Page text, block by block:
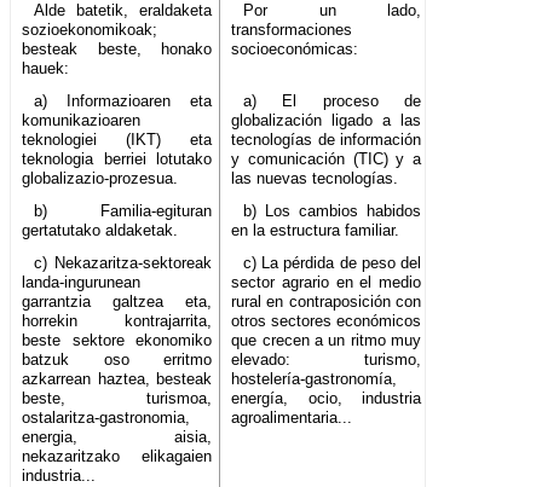
Alde batetik, eraldaketa
sozioekonomikoak;
besteak beste, honako
hauek:
Por un lado,
transformaciones
socioeconómicas:
a) Informazioaren eta
komunikazioaren
teknologiei (IKT) eta
teknologia berriei lotutako
globalizazio-prozesua.
a) El proceso de
globalización ligado a las
tecnologías de información
y comunicación (TIC) y a
las nuevas tecnologías.
b) Familia-egituran
gertatutako aldaketak.
b) Los cambios habidos
en la estructura familiar.
c) Nekazaritza-sektoreak
landa-ingurunean
garrantzia galtzea eta,
horrekin kontrajarrita,
beste sektore ekonomiko
batzuk oso erritmo
azkarrean haztea, besteak
beste, turismoa,
ostalaritza-gastronomia,
energia, aisia,
nekazaritzako elikagaien
industria...
c) La pérdida de peso del
sector agrario en el medio
rural en contraposición con
otros sectores económicos
que crecen a un ritmo muy
elevado: turismo,
hostelería-gastronomía,
energía, ocio, industria
agroalimentaria...